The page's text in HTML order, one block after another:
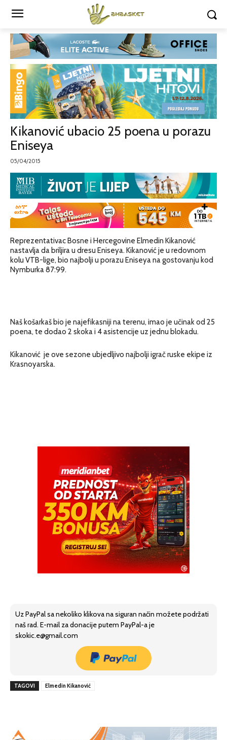
Kikanović ubacio 25 poena u porazu
Eniseya
05/04/2015
Reprezentativac Bosne i Hercegovine Elmedin Kikanović
nastavlja da briljira u dresu Eniseya. Kikanović je u redovnom
kolu VTB-lige, bio najbolji u porazu Eniseya na gostovanju kod
Nymburka 87:99.
Naš košarkaš bio je najefikasniji na terenu, imao je učinak od 25
poena, te dodao 2 skoka i 4 asistencije uz jednu blokadu.
Kikanović je ove sezone ubjedljivo najbolji igrač ruske ekipe iz
Krasnoyarska.
Uz PayPal sa nekoliko klikova na siguran način možete podržati
naš rad. E-mail za donacije putem PayPal-a je
skokic.e@gmail.com
TAGOVI Elmedin Kikanović